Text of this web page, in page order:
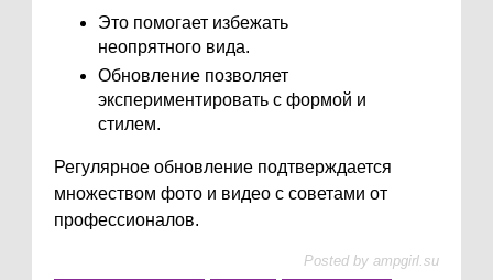
Это помогает избежать
неопрятного вида.
Обновление позволяет
экспериментировать с формой и
стилем.
Регулярное обновление подтверждается
множеством фото и видео с советами от
профессионалов.
Posted by ampgirl.su